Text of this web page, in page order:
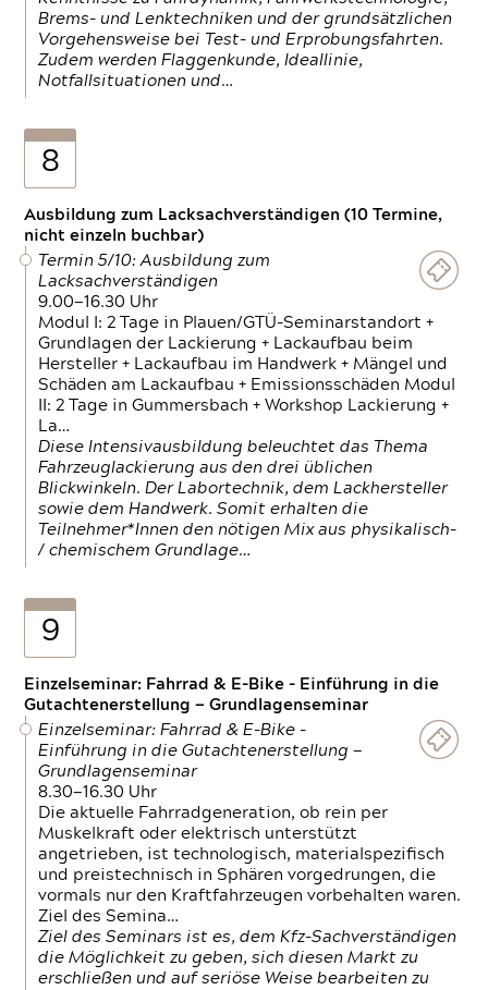
Brems- und Lenktechniken und der grundsätzlichen
Vorgehensweise bei Test- und Erprobungsfahrten.
Zudem werden Flaggenkunde, Ideallinie,
Notfallsituationen und…
8
Ausbildung zum Lacksachverständigen (10 Termine,
nicht einzeln buchbar)
Termin 5/10: Ausbildung zum
Lacksachverständigen
9.00—16.30 Uhr
Modul I: 2 Tage in Plauen/GTÜ-Seminarstandort +
Grundlagen der Lackierung + Lackaufbau beim
Hersteller + Lackaufbau im Handwerk + Mängel und
Schäden am Lackaufbau + Emissionsschäden Modul
II: 2 Tage in Gummersbach + Workshop Lackierung +
La…
Diese Intensivausbildung beleuchtet das Thema
Fahrzeuglackierung aus den drei üblichen
Blickwinkeln. Der Labortechnik, dem Lackhersteller
sowie dem Handwerk. Somit erhalten die
Teilnehmer*Innen den nötigen Mix aus physikalisch-
/ chemischem Grundlage…
9
Einzelseminar: Fahrrad & E-Bike - Einführung in die
Gutachtenerstellung — Grundlagenseminar
Einzelseminar: Fahrrad & E-Bike -
Einführung in die Gutachtenerstellung —
Grundlagenseminar
8.30—16.30 Uhr
Die aktuelle Fahrradgeneration, ob rein per
Muskelkraft oder elektrisch unterstützt
angetrieben, ist technologisch, materialspezifisch
und preistechnisch in Sphären vorgedrungen, die
vormals nur den Kraftfahrzeugen vorbehalten waren.
Ziel des Semina…
Ziel des Seminars ist es, dem Kfz-Sachverständigen
die Möglichkeit zu geben, sich diesen Markt zu
erschließen und auf seriöse Weise bearbeiten zu